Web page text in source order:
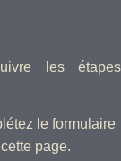
les étapes
le formulaire
page.